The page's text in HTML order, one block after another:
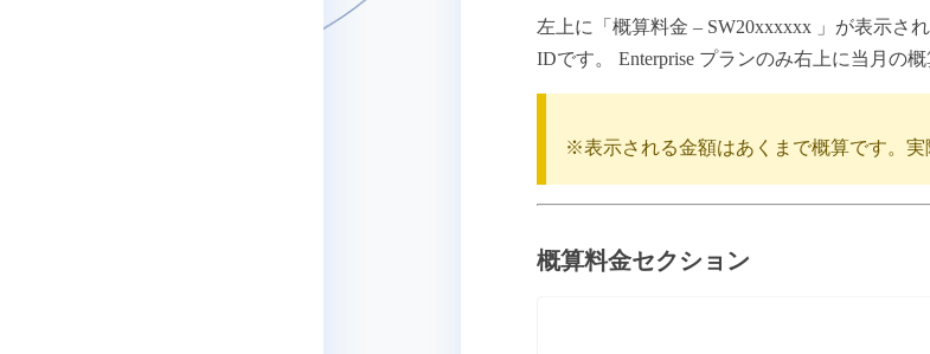
左上に「概算料金 – SW20xxxxxx 」が表示さ
IDです。 Enterprise プランのみ右上に当月の
※表示される金額はあくまで概算です。実
概算料金セクション